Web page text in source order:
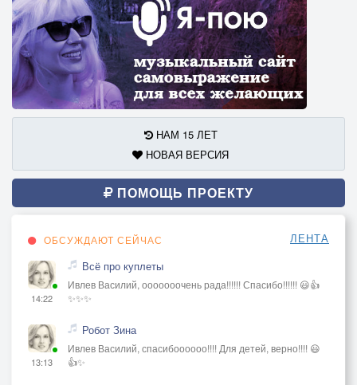
НАМ 15 ЛЕТ
НОВАЯ ВЕРСИЯ
ПОМОЩЬ ПРОЕКТУ
ОБСУЖДАЮТ СЕЙЧАС ЛЕНТА
14:22
Всё про куплеты
Ивлев Василий, ооооооочень рада!!!!!! Спасибо!!!!!! 😃👍
✨✨✨
13:13
Робот Зина
Ивлев Василий, спасибоооооо!!!! Для детей, верно!!!! 😃
👍✨